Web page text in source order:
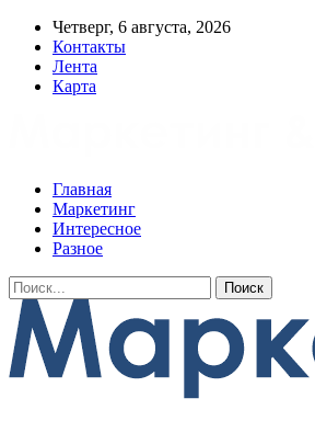
Четверг, 6 августа, 2026
Контакты
Лента
Карта
Главная
Маркетинг
Интересное
Разное